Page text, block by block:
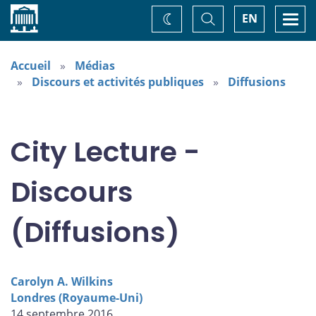
Accueil EN
Basculer
la
recherche
Changez
de
Accueil
Médias
Discours et activités publiques
Diffusions
City Lecture -
Discours
(Diffusions)
Carolyn A. Wilkins
Londres (Royaume-Uni)